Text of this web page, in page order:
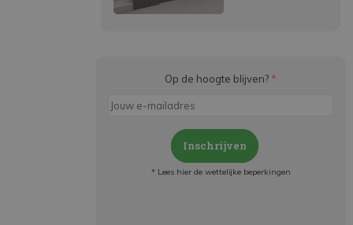
Op de hoogte blijven? *
Inschrijven
* Lees hier de wettelijke beperkingen